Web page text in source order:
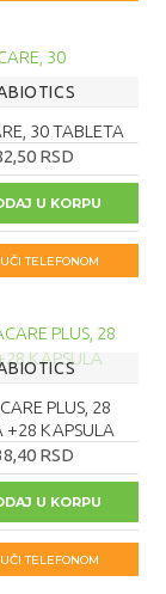
30 TABLETA
RSD
U KORPU
TELEFONOM
PLUS, 28
+28 KAPSULA
RSD
U KORPU
TELEFONOM